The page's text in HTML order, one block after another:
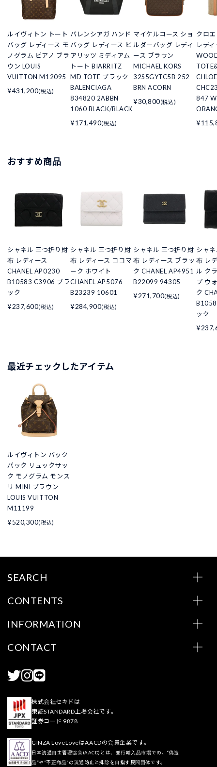
ルイヴィトン トート
バッグ レディース モ
ノグラム ピアノ ブラ
ウン LOUIS
VUITTON M12095
¥431,200(税込)
バレンシアガ ハンド
バッグ レディース ビ
アリッツ ミディアム
トート BIARRITZ
MD TOTE ブラック
BALENCIAGA
834820 2ABBN
1060 BLACK/BLACK
¥171,490(税込)
マイケルコース ショ
ルダーバッグ レディ
ース ブラウン
MICHAEL KORS
32S5GYTC5B 252
BRN ACORN
¥30,800(税込)
クロ
レデ
CHLOE
847
おすすめ商品
シャネル 三つ折り財
布 レディース
CHANEL AP0230
B10583 C3906 ブラ
ック
¥237,600(税込)
シャネル 三つ折り財
布 レディース ココマ
ーク ホワイト
CHANEL AP5076
B23239 10601
¥284,900(税込)
シャネル 三つ折り財
布 レディース ブラッ
ク CHANEL AP4951
B22099 94305
¥271,700(税込)
シャ
布 レ
ル ク
プ ウ
ク
ック
最近チェックしたアイテム
ルイヴィトン バック
パック リュックサッ
ク モノグラム モンス
リ MINI ブラウン
LOUIS VUITTON
M11199
¥520,300(税込)
SEARCH
CONTENTS
INFORMATION
CONTACT
株式会社セキドは
東証STANDARD上場会社です。
証券コード 9878
GINZA LoveLoveはAACDの会員企業です。
日本流通自主管理協会(AACD)とは、並行輸入品市場での、“偽造
品”や“不正商品”の流通防止と排除を目指す民間団体です。